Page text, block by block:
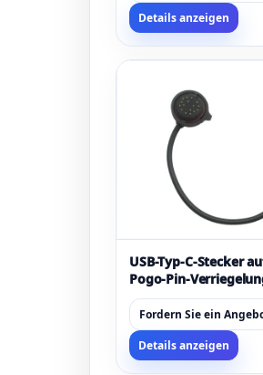
Details anzeigen
USB-Typ-C-Stecker
Pogo-Pin-
individuelles Strom-
Datenkabel
Fordern Sie ein
Details anzeigen